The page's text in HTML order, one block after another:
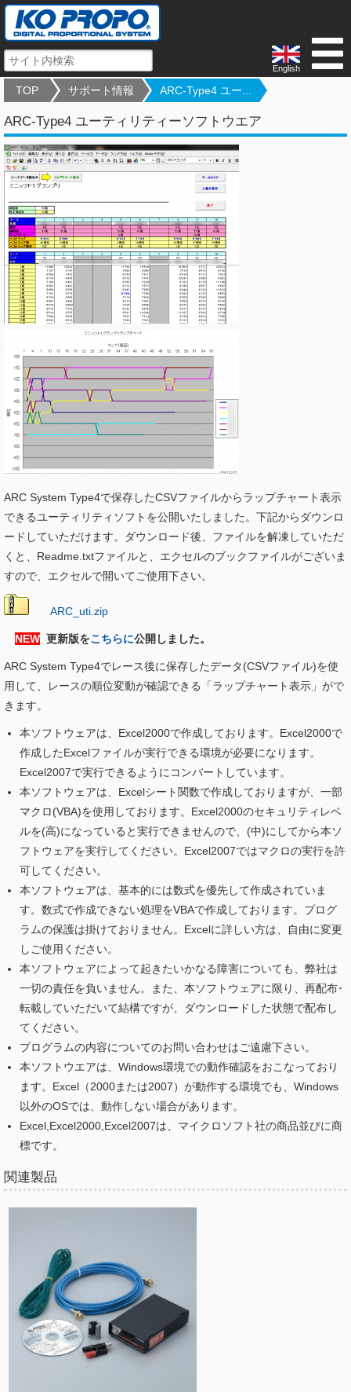
English
TOP サポート情報 ARC-Type4 ユー...
ARC-Type4 ユーティリティーソフトウエア
ARC System Type4で保存したCSVファイルからラップチャート表示
できるユーティリティソフトを公開いたしました。下記からダウンロ
ードしていただけます。ダウンロード後、ファイルを解凍していただ
くと、Readme.txtファイルと、エクセルのブックファイルがございま
すので、エクセルで開いてご使用下さい。
ARC_uti.zip
NEW 更新版をこちらに公開しました。
ARC System Type4でレース後に保存したデータ(CSVファイル)を使
用して、レースの順位変動が確認できる「ラップチャート表示」がで
きます。
本ソフトウェアは、Excel2000で作成しております。Excel2000で
作成したExcelファイルが実行できる環境が必要になります。
Excel2007で実行できるようにコンバートしています。
本ソフトウェアは、Excelシート関数で作成しておりますが、一部
マクロ(VBA)を使用しております。Excel2000のセキュリティレベ
ルを(高)になっていると実行できませんので、(中)にしてから本ソ
フトウェアを実行してください。Excel2007ではマクロの実行を許
可してください。
本ソフトウェアは、基本的には数式を優先して作成されていま
す。数式で作成できない処理をVBAで作成しております。プログ
ラムの保護は掛けておりません。Excelに詳しい方は、自由に変更
しご使用ください。
本ソフトウェアによって起きたいかなる障害についても、弊社は
一切の責任を負いません。また、本ソフトウェアに限り、再配布･
転載していただいて結構ですが、ダウンロードした状態で配布し
てください。
プログラムの内容についてのお問い合わせはご遠慮下さい。
本ソフトウエアは、Windows環境での動作確認をおこなっており
ます。Excel（2000または2007）が動作する環境でも、Windows
以外のOSでは、動作しない場合があります。
Excel,Excel2000,Excel2007は、マイクロソフト社の商品並びに商
標です。
関連製品